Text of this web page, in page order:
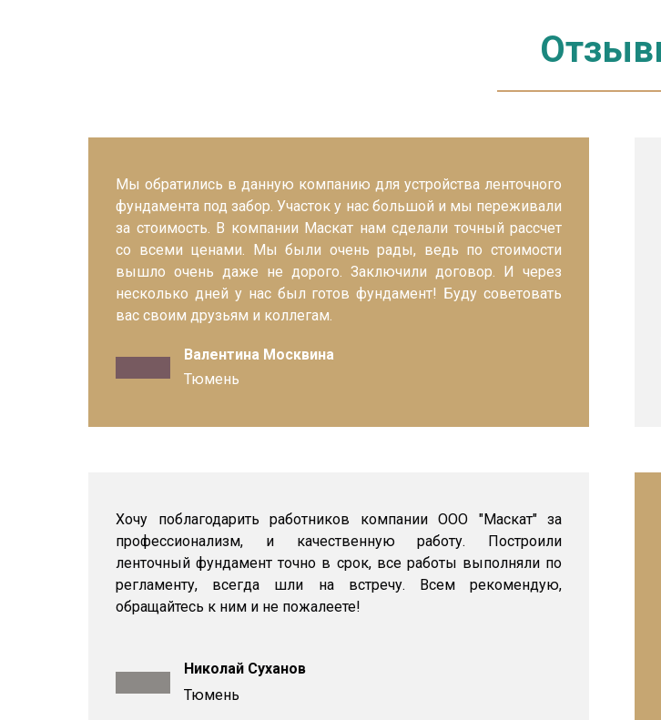
Мы обратились в данную компанию для устройства ленточного
фундамента под забор. Участок у нас большой и мы переживали
за стоимость. В компании Маскат нам сделали точный рассчет
со всеми ценами. Мы были очень рады, ведь по стоимости
вышло очень даже не дорого. Заключили договор. И через
несколько дней у нас был готов фундамент! Буду советовать
вас своим друзьям и коллегам.
Валентина Москвина
Тюмень
Хочу поблагодарить работников компании ООО "Маскат" за
профессионализм, и качественную работу. Построили
ленточный фундамент точно в срок, все работы выполняли по
регламенту, всегда шли на встречу. Всем рекомендую,
обращайтесь к ним и не пожалеете!
Николай Суханов
Тюмень